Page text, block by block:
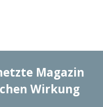
Magazin
Wirkung